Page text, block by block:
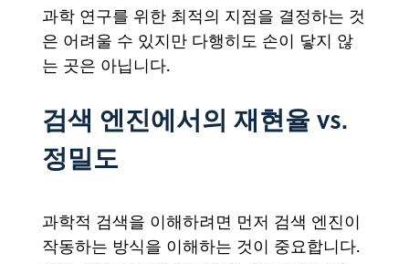
과학 연구를 위한 최적의 지점을 결정하는 것
은 어려울 수 있지만 다행히도 손이 닿지 않
는 곳은 아닙니다.
검색 엔진에서의 재현율 vs.
정밀도
과학적 검색을 이해하려면 먼저 검색 엔진이
작동하는 방식을 이해하는 것이 중요합니다.